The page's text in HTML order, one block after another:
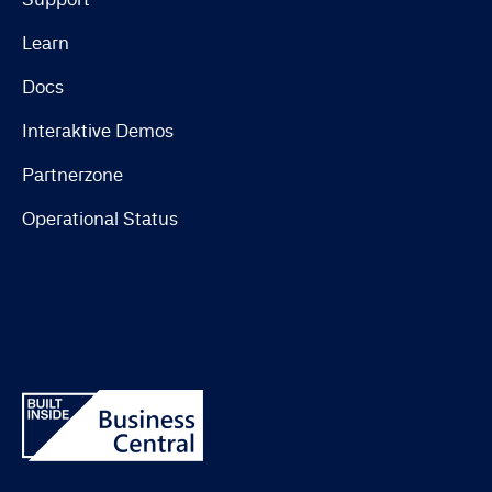
Learn
Docs
Interaktive Demos
Partnerzone
Operational Status